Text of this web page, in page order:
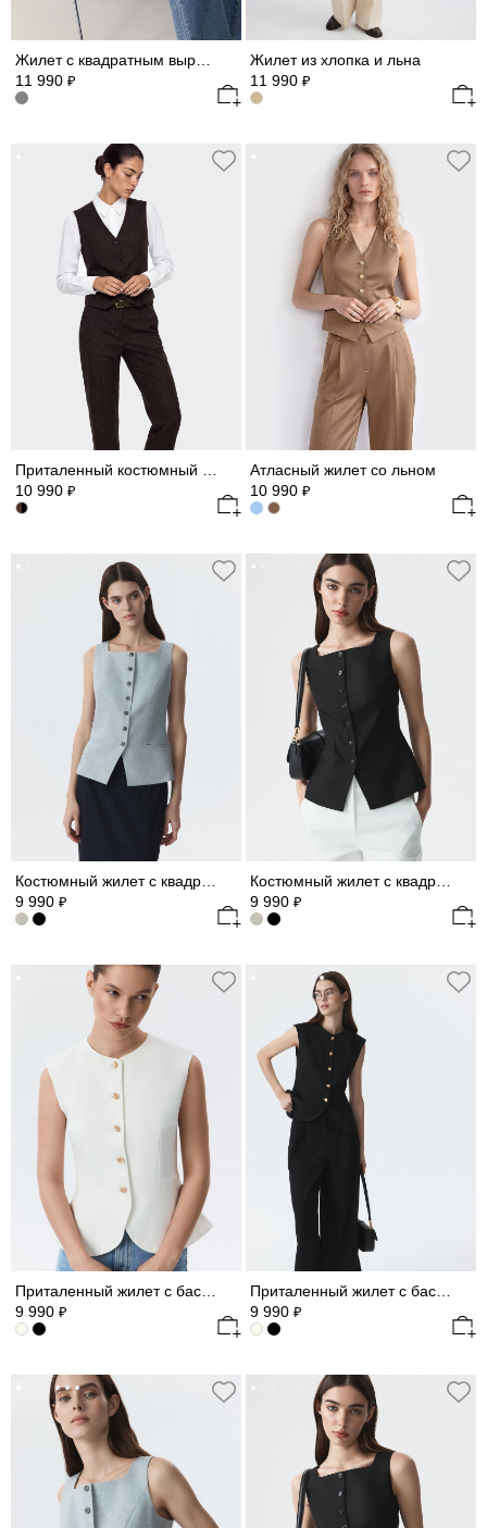
11 990 ₽
Жилет из хлопка и льна
11 990 ₽
10 990 ₽
Атласный жилет со льном
10 990 ₽
9 990 ₽
9 990 ₽
Приталенный жилет с баской
9 990 ₽
Приталенный жилет с баской
9 990 ₽